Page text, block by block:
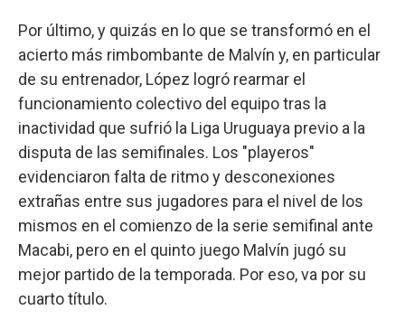
Por último, y quizás en lo que se transformó en el
acierto más rimbombante de Malvín y, en particular
de su entrenador, López logró rearmar el
funcionamiento colectivo del equipo tras la
inactividad que sufrió la Liga Uruguaya previo a la
disputa de las semifinales. Los "playeros"
evidenciaron falta de ritmo y desconexiones
extrañas entre sus jugadores para el nivel de los
mismos en el comienzo de la serie semifinal ante
Macabi, pero en el quinto juego Malvín jugó su
mejor partido de la temporada. Por eso, va por su
cuarto título.